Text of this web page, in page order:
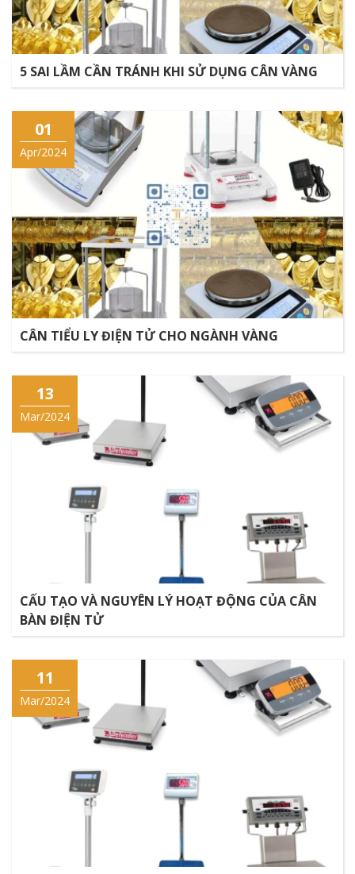
5 SAI LẦM CẦN TRÁNH KHI SỬ DỤNG CÂN VÀNG
01
Apr/2024
CÂN TIỂU LY ĐIỆN TỬ CHO NGÀNH VÀNG
13
Mar/2024
CẤU TẠO VÀ NGUYÊN LÝ HOẠT ĐỘNG CỦA CÂN
BÀN ĐIỆN TỬ
11
Mar/2024